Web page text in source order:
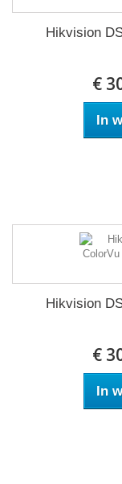
Hikvision
€
In
Hikvision
€
In